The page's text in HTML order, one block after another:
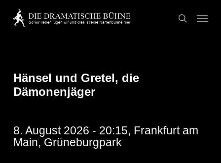
main
search
Menu
Hänsel und Gretel, die
Dämonenjäger
8. August 2026 - 20:15, Frankfurt am
Main, Grüneburgpark